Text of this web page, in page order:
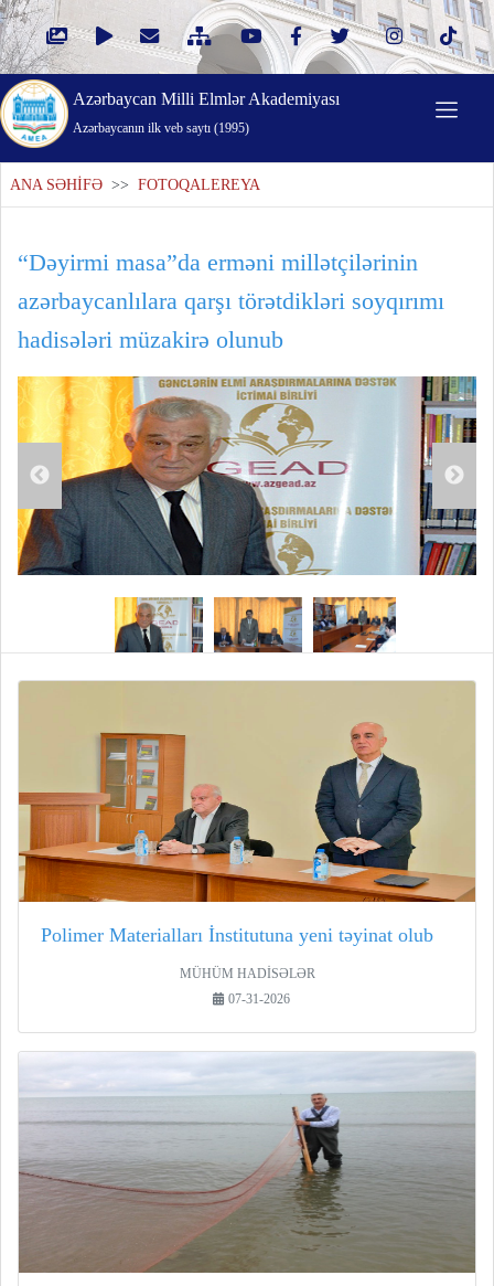
Azərbaycan Milli Elmlər Akademiyası
Azərbaycanın ilk veb saytı (1995)
ANA SƏHİFƏ >> FOTOQALEREYA
“Dəyirmi masa”da erməni millətçilərinin
azərbaycanlılara qarşı törətdikləri soyqırımı
hadisələri müzakirə olunub
Polimer Materialları İnstitutuna yeni təyinat olub
MÜHÜM HADİSƏLƏR
07-31-2026